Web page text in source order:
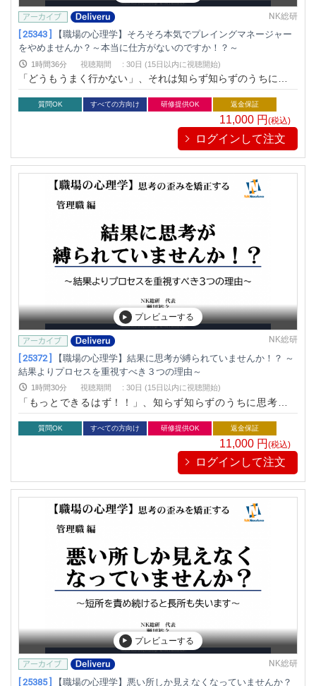
NK総研
[ 25343 ]
【職場の心理学】そろそろ本気でプレイングマネージャー
をやめませんか？～本当に仕方がないのですか！？～
1時間36分 視聴期間 : 30日 (15日以内に視聴開始)
「どうもうまく行かない」、それは知らず知らずのうちに思考
が歪み、能力にブレーキをかけているかもれません。
質問OK すべての方向け 研修提供OK 返金保証
11,000 円 (税込)
ログインして注文
プレビューする
NK総研
[ 25372 ]
【職場の心理学】結果に思考が縛られていませんか！？ ～
結果よりプロセスを重視すべき３つの理由～
1時間30分 視聴期間 : 30日 (15日以内に視聴開始)
「もっとできるはず！！」、知らず知らずのうちに思考が歪
み、能力にブレーキをかけているかもれません。
質問OK すべての方向け 研修提供OK 返金保証
11,000 円(税込)
ログインして注文
プレビューする
NK総研
[ 25385 ]
【職場の心理学】悪い所しか見えなくなっていませんか？